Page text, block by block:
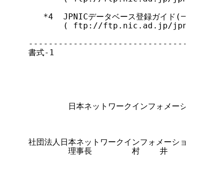
*4  JPNICデータベース登録ガイド(一般組織向
( ftp://ftp.nic.ad.jp/jpnic/
書式-1
日本ネットワークインフォメーションセン
社団法人日本ネットワークインフォメーションセンタ
理事長        村    井      純